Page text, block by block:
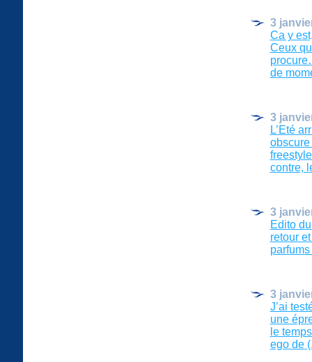
3
Ca y
Ceux
de
3
L’Eté
contre,
3
Edito
retour
3
J’ai
une
le
ego de